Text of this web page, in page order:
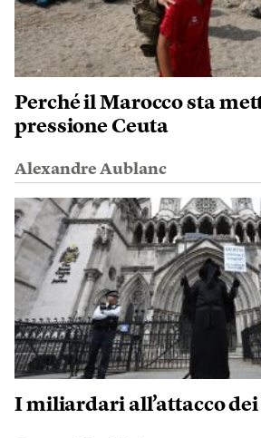
Perché il Marocco sta
pressione Ceuta
Alexandre Aublanc
I miliardari all’attacco